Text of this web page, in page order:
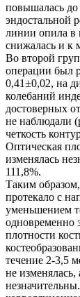
повышалась до
эндостальной
линии опила в
снижалась и к
Во второй
операции был
0,41±0,02, на
колебаний
достоверных
не наблюдали
четкость
Оптическая
изменялась
111,8%.
Таким
протекало с
уменьшением
одновременно
плотности
течение 2-3,5
не